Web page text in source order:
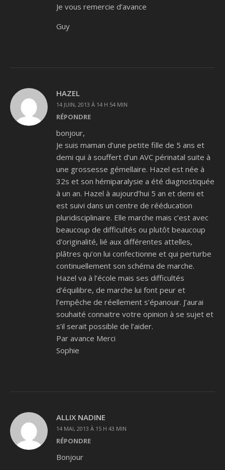
Je vous remercie d’avance
Guy
HAZEL
14 JUIN, 2013 À 14 H 54 MIN
RÉPONDRE
bonjour,
Je suis maman d’une petite fille de 5 ans et
demi qui à souffert d’un AVC périnatal suite à
une grossesse gémellaire. Hazel est née à
32s et son hémiparalysie a été diagnostiquée
à un an. Hazel à aujourd’hui 5 an et demi et
est suivi dans un centre de rééducation
pluridisciplinaire. Elle marche mais c’est avec
beaucoup de difficultés ou plutôt beaucoup
d’originalité, lié aux différentes attelles,
plâtres qu’on lui confectionne et qui perturbe
continuellement son schéma de marche.
Hazel va à l’école mais ses difficultés
d’équilibre, de marche lui font peur et
l’empêche de réellement s’épanouir. J’aurai
souhaité connaitre votre opinion à se sujet et
s’il serait possible de l’aider.
Par avance Merci
Sophie
ALLIX NADINE
14 MAI, 2013 À 15 H 43 MIN
RÉPONDRE
Bonjour